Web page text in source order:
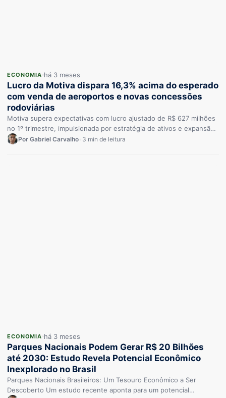
ECONOMIA há 3 meses
Lucro da Motiva dispara 16,3% acima do esperado
com venda de aeroportos e novas concessões
rodoviárias
Motiva supera expectativas com lucro ajustado de R$ 627 milhões
no 1º trimestre, impulsionada por estratégia de ativos e expansão.
…
Por Gabriel Carvalho 3 min de leitura
ECONOMIA há 3 meses
Parques Nacionais Podem Gerar R$ 20 Bilhões
até 2030: Estudo Revela Potencial Econômico
Inexplorado no Brasil
Parques Nacionais Brasileiros: Um Tesouro Econômico a Ser
Descoberto Um estudo recente aponta para um potencial